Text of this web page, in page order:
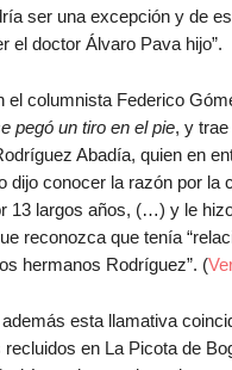
ser una excepción y de
el doctor Álvaro Pava hijo”.
el columnista Federico
pegó un tiro en el pie, y
Abadía, quien en
dijo conocer la razón por la
13 largos años, (…) y le
reconozca que tenía
hermanos Rodríguez”. (
esta llamativa
en La Picota de